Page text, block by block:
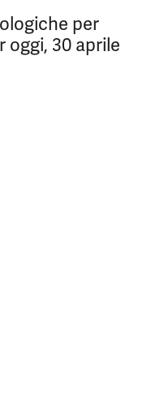
per
oggi, 30 aprile